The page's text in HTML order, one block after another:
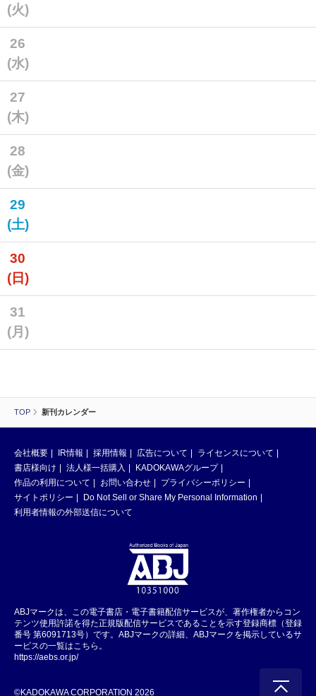
TOP 新刊カレンダー
(火)
26
(水)
27
(木)
28
(金)
29
(土)
30
(日)
31
(月)
会社概要 IR情報 採用情報 広告について
ライセンスについて
書店様向け
法人様一括購入
KADOKAWAグループ
作品の利用について
お問い合わせ
プライバシーポリシー
サイトポリシー
Do Not Sell or Share My Personal Information
利用者情報の外部送信について
ABJマークは、この電子書店・電子書籍配信サービスが、著作権者からコン
テンツ使用許諾を得た正規版配信サービスであることを示す登録商標（登録
番号 第6091713号）です。ABJマークの詳細、ABJマークを掲示しているサ
ービスの一覧はこちら。
https://aebs.or.jp/
©KADOKAWA CORPORATION 2026